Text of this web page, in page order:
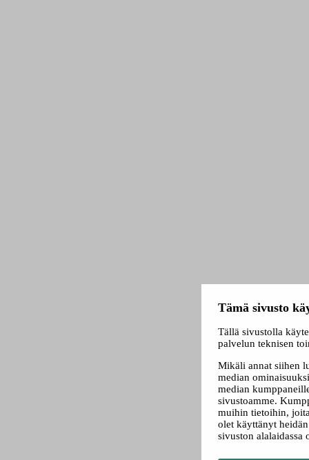
Tämä sivusto
Tällä sivustolla
palvelun teknisen
Mikäli annat siihen
median
median
sivustoamme.
muihin tietoihin,
olet käyttänyt
sivuston alalaidassa